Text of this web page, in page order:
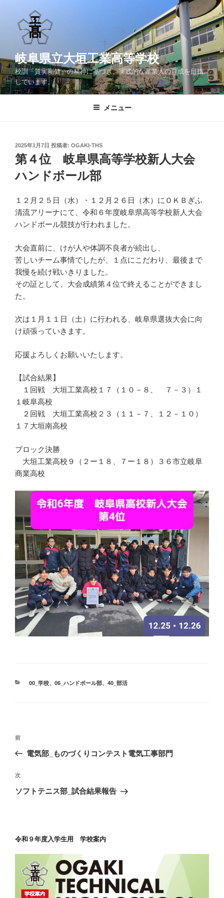
へ
ス
キ
岐阜県立大垣工業高等学校
校訓「質実剛健」の精神に基づき、実践的な産業人の育成を目指
しています。
メニュー
投
稿
日:
2025年1月7日 投稿者: OGAKI-THS
第４位 岐阜県高等学校新人大会
ハンドボール部
１２月２５日（水）・１２月２６日（木）にＯＫＢぎふ
清流アリーナにて、令和６年度岐阜県高等学校新人大会
ハンドボール競技が行われました。
大会直前に、けが人や体調不良者が続出し、
苦しいチーム事情でしたが、１点にこだわり、最後まで
我慢を続け戦いきりました。
その証として、大会成績第４位で終えることができまし
た。
次は１月１１日（土）に行われる、岐阜県選抜大会に向
け頑張っていきます。
応援よろしくお願いいたします。
【試合結果】
１回戦 大垣工業高校１７（１０－８、 ７－３）１
１岐阜高校
２回戦 大垣工業高校２３（１１－７、１２－１０）
１７大垣南高校
ブロック決勝
大垣工業高校９（２ー１８、７ー１８）３６市立岐阜
商業高校
カ
00_学校、 06_ハンドボール部、 40_部活
投
ビ
ゲ
ン
前
の
稿
前
電気部_ものづくりコンテスト電気工事部門
次
の
次
ソフトテニス部_試合結果報告
令和９年度入学生用 学校案内